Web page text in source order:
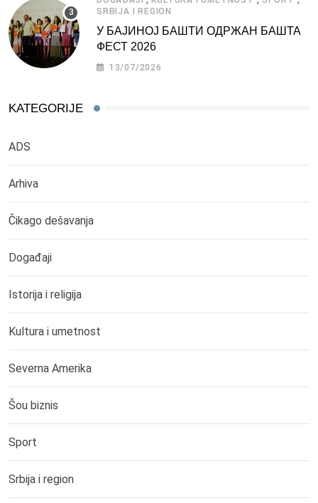
SRBIJA I REGION
У БАЈИНОЈ БАШТИ ОДРЖАН БАШТА
ФЕСТ 2026
13/07/2026
KATEGORIJE
ADS
Arhiva
Čikago dešavanja
Događaji
Istorija i religija
Kultura i umetnost
Severna Amerika
Šou biznis
Sport
Srbija i region